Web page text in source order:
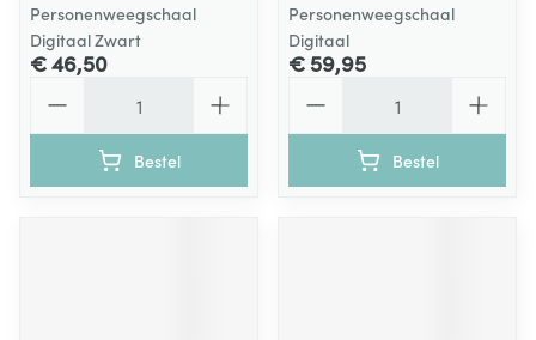
Personenweegschaal
Digitaal Zwart
€ 46,50
Bestel
Personenweegschaal
Digitaal
€ 59,95
Bestel